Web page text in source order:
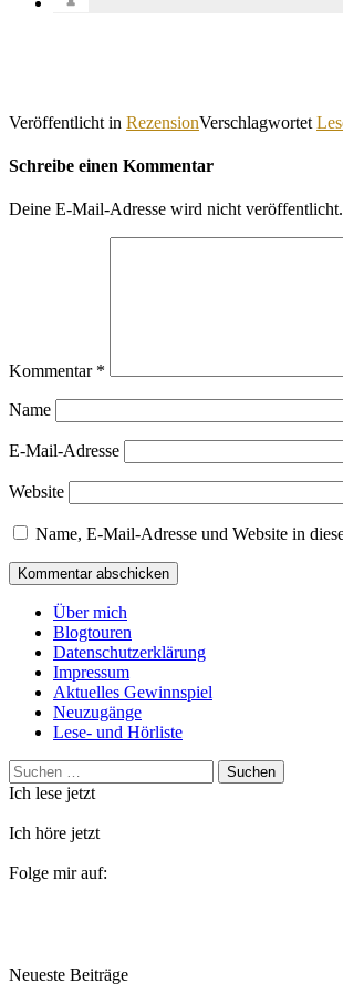
Veröffentlicht in RezensionVerschlagwortet
Schreibe einen Kommentar
Deine E-Mail-Adresse wird nicht veröffentlicht.
Kommentar *
Name
E-Mail-Adresse
Website
Name, E-Mail-Adresse und Website in
Über mich
Blogtouren
Datenschutzerklärung
Impressum
Aktuelles Gewinnspiel
Neuzugänge
Lese- und Hörliste
Suchen
nach:
Ich lese jetzt
Ich höre jetzt
Folge mir auf:
Neueste Beiträge